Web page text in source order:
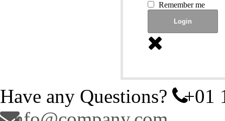
Remember me
Have any Questions? +01